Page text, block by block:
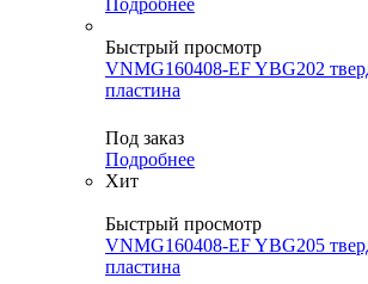
Быстрый просмотр
VNMG160408-EF YBG202
пластина
Под заказ
Подробнее
Хит
Быстрый просмотр
VNMG160408-EF YBG205
пластина